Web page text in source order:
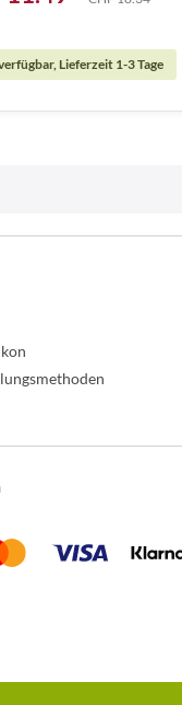
Lieferzeit 1-3 Tage